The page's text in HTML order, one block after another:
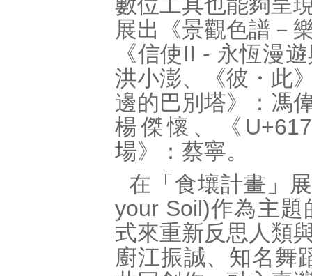
展出《景觀色譜－
《信使II - 永恆漫
洪小澎、《彼・此
邊的巴別塔》：馮
楊傑懷、《
場》：蔡寧。
在「食壤計畫」
your Soil)作為主
式來重新反思人類
廚江振誠、知名舞